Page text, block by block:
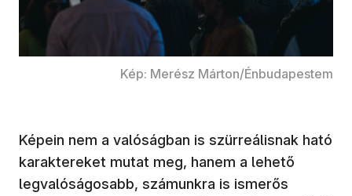
Kép: Merész Márton/Énbudapestem
Képein nem a valóságban is szürreálisnak ható
karaktereket mutat meg, hanem a lehető
legvalóságosabb, számunkra is ismerős